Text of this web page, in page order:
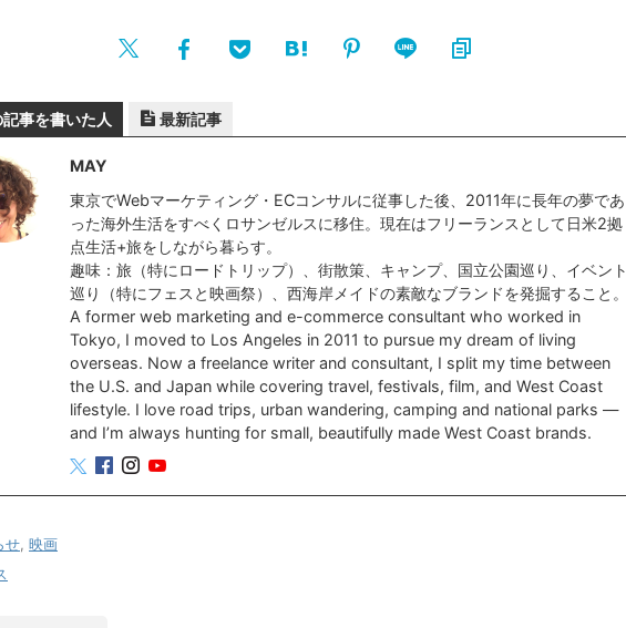
記事を書いた人 最新記事
MAY
東京でWebマーケティング・ECコンサルに従事した後、2011年に長年の夢であ
った海外生活をすべくロサンゼルスに移住。現在はフリーランスとして日米2拠
点生活+旅をしながら暮らす。
趣味：旅（特にロードトリップ）、街散策、キャンプ、国立公園巡り、イベント
巡り（特にフェスと映画祭）、西海岸メイドの素敵なブランドを発掘すること。
A former web marketing and e-commerce consultant who worked in
Tokyo, I moved to Los Angeles in 2011 to pursue my dream of living
overseas. Now a freelance writer and consultant, I split my time between
the U.S. and Japan while covering travel, festivals, film, and West Coast
lifestyle. I love road trips, urban wandering, camping and national parks —
and I’m always hunting for small, beautifully made West Coast brands.
せ, 映画